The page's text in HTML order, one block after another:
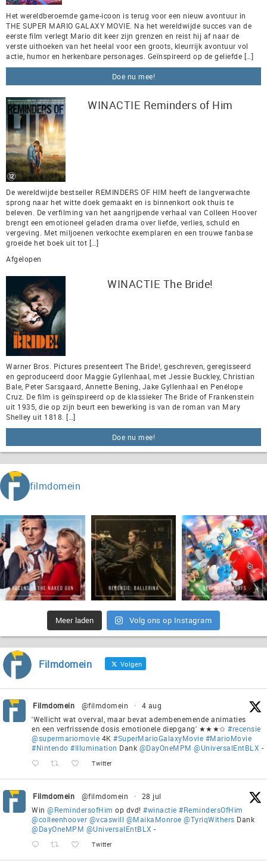
Het wereldberoemde game-icoon is terug voor een nieuw avontuur in
THE SUPER MARIO GALAXY MOVIE. Na het wereldwijde succes van de
eerste film verlegt Mario dit keer zijn grenzen en reist hij af naar de
verste uithoeken van het heelal voor een groots, kleurrijk avontuur vol
actie, humor en herkenbare personages. Geïnspireerd op de geliefde […]
Doe nu mee!
WINACTIE Reminders of Him
De wereldwijde bestseller REMINDERS OF HIM heeft de langverwachte
sprong naar het witte doek gemaakt en is binnenkort ook thuis te
beleven. De verfilming van het aangrijpende verhaal van Colleen Hoover
brengt een emotioneel geladen drama over liefde, verlies, schuld en
vergeving. Met miljoenen verkochte exemplaren en een trouwe fanbase
groeide het boek uit tot […]
Afgelopen
WINACTIE The Bride!
Warner Bros. Pictures presenteert The Bride!, geschreven, geregisseerd
en geproduceerd door Maggie Gyllenhaal, met Jessie Buckley, Christian
Bale, Peter Sarsgaard, Annette Bening, Jake Gyllenhaal en Penélope
Cruz. De film is geïnspireerd op de klassieker The Bride of Frankenstein
uit 1935, die op zijn beurt een bewerking is van de roman van Mary
Shelley uit 1818. […]
Doe nu mee!
filmdomein
Meer laden Volg ons op Instagram
Filmdomein Volgen
Filmdomein @filmdomein ·
4 aug
'Wellicht wat overval, maar bevat adembenemende animaties
en een verfrissende dosis emotionele diepgang' ★★★✩ #recensie
@supermariomovie 4K #SuperMarioGalaxyMovie #MarioMovie
#Nintendo #Illumination Dank @DayOneMPM @UniversalEntBLX -
Twitter
Filmdomein @filmdomein ·
28 jul
Win @RemindersofHim op dvd! #winactie #RemindersOfHim
@colleenhoover @vcaswill @MaikaMonroe @TyriqWithers Dank
@DayOneMPM @UniversalEntBLX -
Twitter